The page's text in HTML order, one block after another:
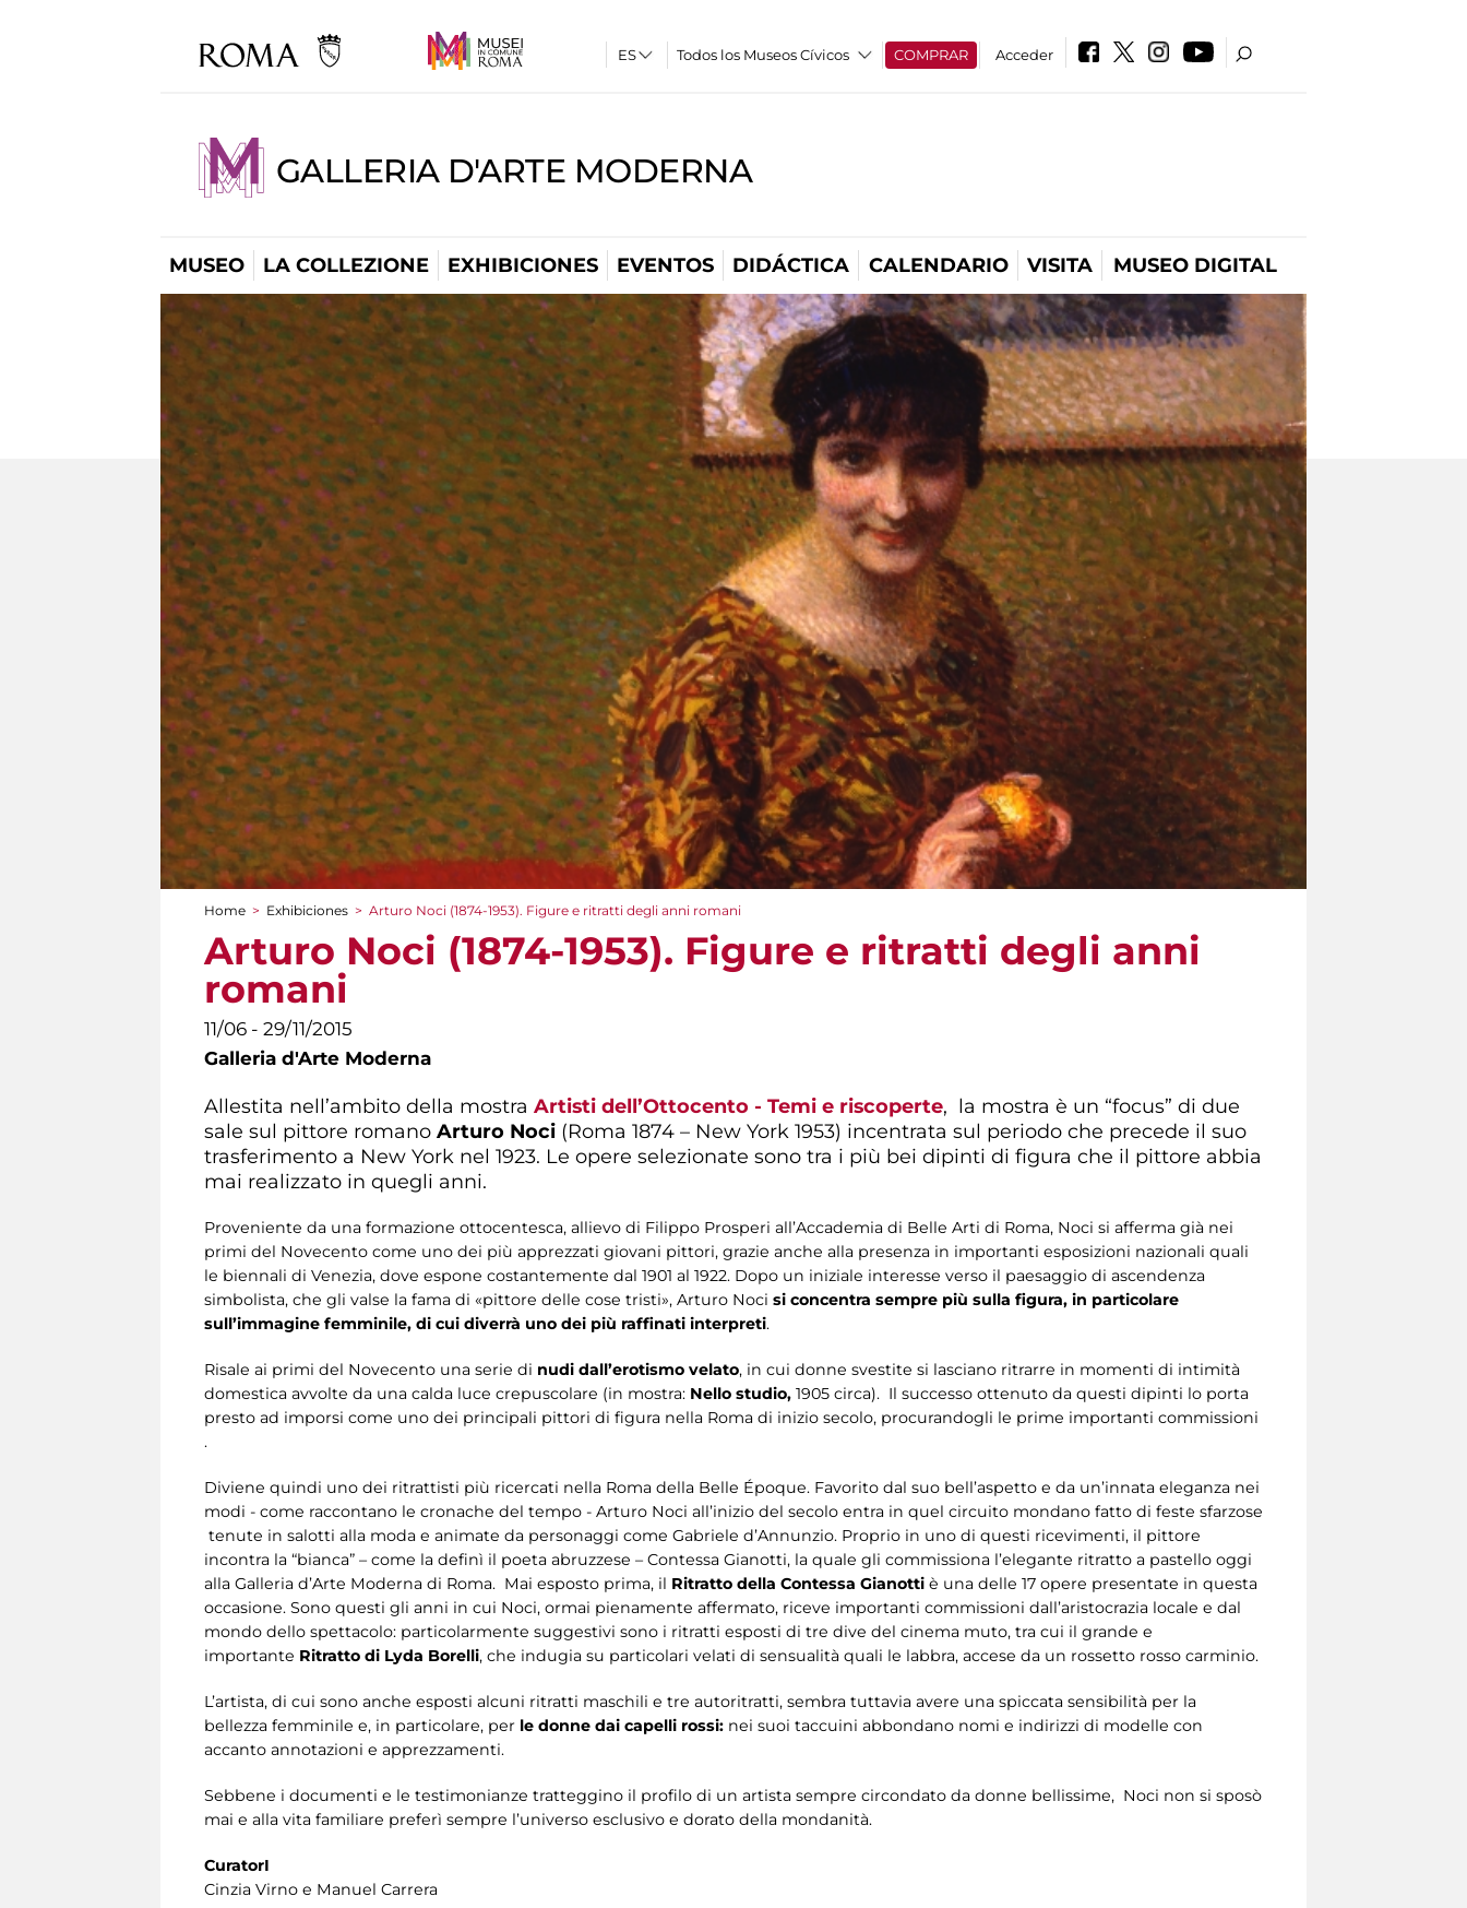
Todos los Museos Cívicos COMPRAR Acceder
GALLERIA D'ARTE MODERNA
MUSEO LA COLLEZIONE EXHIBICIONES EVENTOS DIDÁCTICA CALENDARIO VISITA MUSEO DIGITAL
You are here
Home > Exhibiciones > Arturo Noci (1874-1953). Figure e ritratti degli anni romani
Arturo Noci (1874-1953). Figure e ritratti degli anni
romani
11/06 - 29/11/2015
Galleria d'Arte Moderna
Allestita nell’ambito della mostra Artisti dell’Ottocento - Temi e riscoperte, la mostra è un “focus” di due
sale sul pittore romano Arturo Noci (Roma 1874 – New York 1953) incentrata sul periodo che precede il suo
trasferimento a New York nel 1923. Le opere selezionate sono tra i più bei dipinti di figura che il pittore abbia
mai realizzato in quegli anni.
Proveniente da una formazione ottocentesca, allievo di Filippo Prosperi all’Accademia di Belle Arti di Roma, Noci si afferma già nei
primi del Novecento come uno dei più apprezzati giovani pittori, grazie anche alla presenza in importanti esposizioni nazionali quali
le biennali di Venezia, dove espone costantemente dal 1901 al 1922. Dopo un iniziale interesse verso il paesaggio di ascendenza
simbolista, che gli valse la fama di «pittore delle cose tristi», Arturo Noci si concentra sempre più sulla figura, in particolare
sull’immagine femminile, di cui diverrà uno dei più raffinati interpreti.
Risale ai primi del Novecento una serie di nudi dall’erotismo velato, in cui donne svestite si lasciano ritrarre in momenti di intimità
domestica avvolte da una calda luce crepuscolare (in mostra: Nello studio, 1905 circa). Il successo ottenuto da questi dipinti lo porta
presto ad imporsi come uno dei principali pittori di figura nella Roma di inizio secolo, procurandogli le prime importanti commissioni
.
Diviene quindi uno dei ritrattisti più ricercati nella Roma della Belle Époque. Favorito dal suo bell’aspetto e da un’innata eleganza nei
modi - come raccontano le cronache del tempo - Arturo Noci all’inizio del secolo entra in quel circuito mondano fatto di feste sfarzose
tenute in salotti alla moda e animate da personaggi come Gabriele d’Annunzio. Proprio in uno di questi ricevimenti, il pittore
incontra la “bianca” – come la definì il poeta abruzzese – Contessa Gianotti, la quale gli commissiona l’elegante ritratto a pastello oggi
alla Galleria d’Arte Moderna di Roma. Mai esposto prima, il Ritratto della Contessa Gianotti è una delle 17 opere presentate in questa
occasione. Sono questi gli anni in cui Noci, ormai pienamente affermato, riceve importanti commissioni dall’aristocrazia locale e dal
mondo dello spettacolo: particolarmente suggestivi sono i ritratti esposti di tre dive del cinema muto, tra cui il grande e
importante Ritratto di Lyda Borelli, che indugia su particolari velati di sensualità quali le labbra, accese da un rossetto rosso carminio.
L’artista, di cui sono anche esposti alcuni ritratti maschili e tre autoritratti, sembra tuttavia avere una spiccata sensibilità per la
bellezza femminile e, in particolare, per le donne dai capelli rossi: nei suoi taccuini abbondano nomi e indirizzi di modelle con
accanto annotazioni e apprezzamenti.
Sebbene i documenti e le testimonianze tratteggino il profilo di un artista sempre circondato da donne bellissime, Noci non si sposò
mai e alla vita familiare preferì sempre l’universo esclusivo e dorato della mondanità.
CuratorI
Cinzia Virno e Manuel Carrera